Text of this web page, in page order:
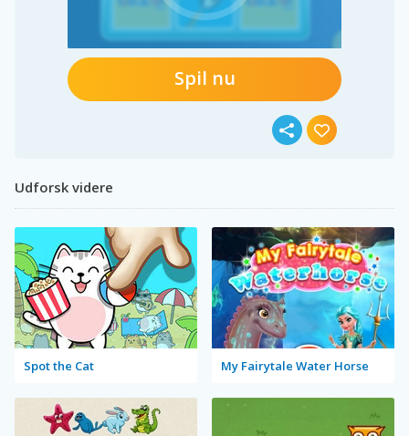
Spil nu
Udforsk videre
Spot the Cat My Fairytale Water Horse